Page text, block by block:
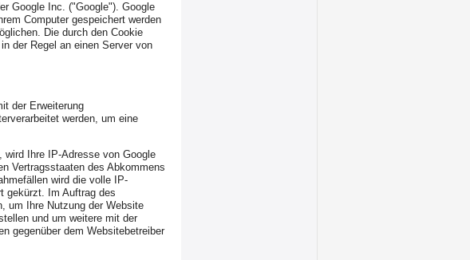
Google Inc. ("Google"). Google
Computer gespeichert werden
Die durch den Cookie
der Regel an einen Server von
der Erweiterung
werden, um eine
wird Ihre IP-Adresse von Google
Vertragsstaaten des Abkommens
wird die volle IP-
gekürzt. Im Auftrag des
um Ihre Nutzung der Website
und um weitere mit der
gegenüber dem Websitebetreiber